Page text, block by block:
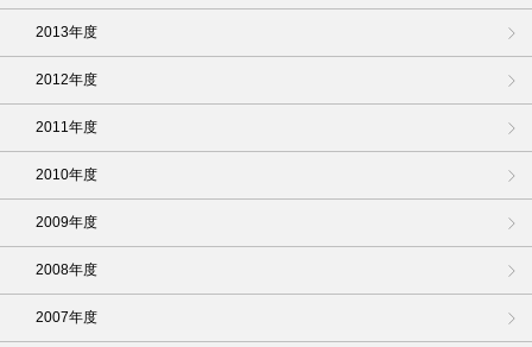
2013年度
2012年度
2011年度
2010年度
2009年度
2008年度
2007年度